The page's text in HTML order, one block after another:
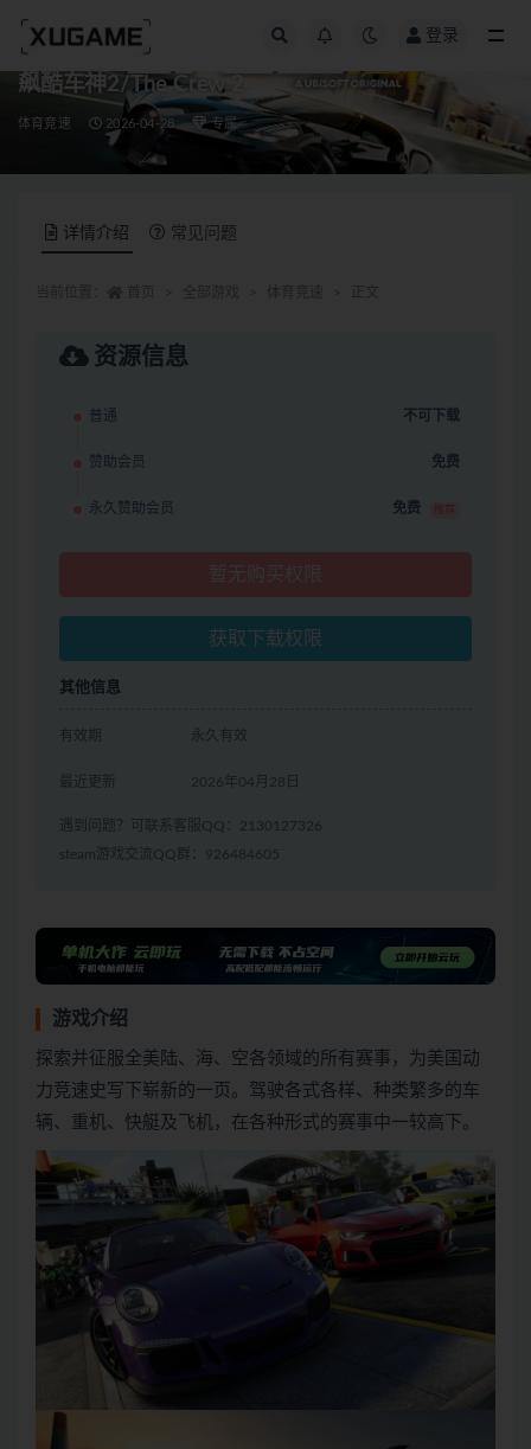
登录
飙酷车神2/The Crew 2
体育竞速 2026-04-28 专属
详情介绍 常见问题
资源信息
普通 不可下载
赞助会员 免费
永久赞助会员 免费 推荐
获取下载权限
其他信息
有效期 永久有效
最近更新 2026年04月28日
遇到问题？可联系客服QQ：2130127326
steam游戏交流QQ群：926484605
游戏介绍
探索并征服全美陆、海、空各领域的所有赛事，为美国动
力竞速史写下崭新的一页。驾驶各式各样、种类繁多的车
辆、重机、快艇及飞机，在各种形式的赛事中一较高下。